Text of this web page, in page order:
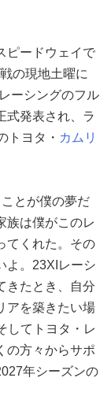
ピードウェイで
の現地土曜に
ーシングのフル
式発表され、ラ
トヨタ・ カムリ
とが僕の夢だ
族は僕がこのレ
てくれた。その
よ。23XIレーシ
きたとき、自分
アを築きたい場
してトヨタ・レ
の方々からサポ
年シーズンの